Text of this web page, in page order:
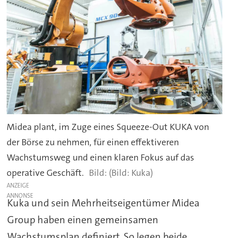
Midea plant, im Zuge eines Squeeze-Out KUKA von
der Börse zu nehmen, für einen effektiveren
Wachstumsweg und einen klaren Fokus auf das
operative Geschäft.
(Bild: Kuka)
ANZEIGE
Kuka und sein Mehrheitseigentümer Midea
Group haben einen gemeinsamen